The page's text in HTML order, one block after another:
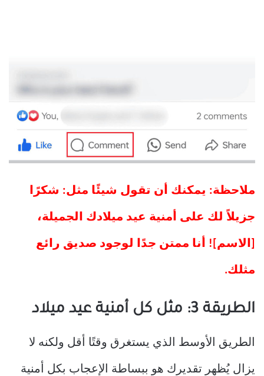
ملاحظة: يمكنك أن تقول شيئًا مثل: شكرًا
جزيلاً لك على أمنية عيد ميلادك الجميلة،
[الاسم]! أنا ممتن جدًا لوجود صديق رائع
مثلك.
الطريقة 3: مثل كل أمنية عيد ميلاد
الطريق الأوسط الذي يستغرق وقتًا أقل ولكنه لا
يزال يُظهر تقديرك هو ببساطة الإعجاب بكل أمنية